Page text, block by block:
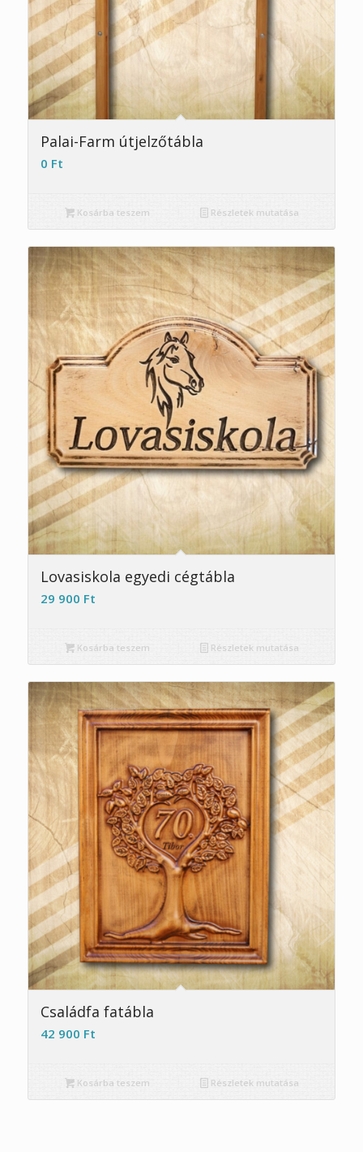
Palai-Farm útjelzőtábla
0 Ft
Kosárba teszem Részletek mutatása
Lovasiskola egyedi cégtábla
29 900 Ft
Kosárba teszem Részletek mutatása
5.00
Családfa fatábla
42 900 Ft
Kosárba teszem Részletek mutatása